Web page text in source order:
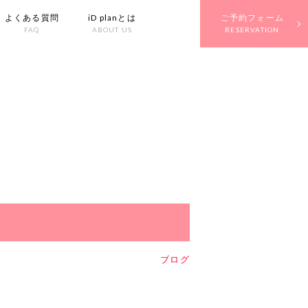
よくある質問
FAQ
iD planとは
ABOUT US
ご予約フォーム
RESERVATION
ブログ